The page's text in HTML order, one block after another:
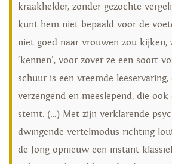
kraakhelder, zonder gezochte
kunt hem niet bepaald voor de
niet goed naar vrouwen zou kijken,
‘kennen’, voor zover ze een soort
schuur is een vreemde
verzengend en meeslepend, die
stemt. (…) Met zijn verklarende
dwingende vertelmodus richting
de Jong opnieuw een instant